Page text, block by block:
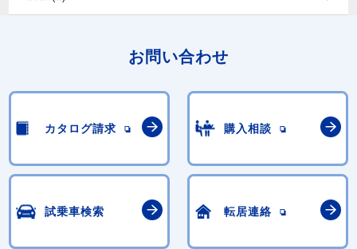
お問い合わせ
カタログ請求 購入相談
試乗車検索 転居連絡